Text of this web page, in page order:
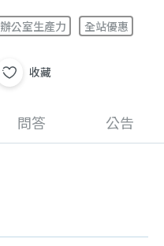
辦公室生產力 全站優惠
收藏
問答 公告